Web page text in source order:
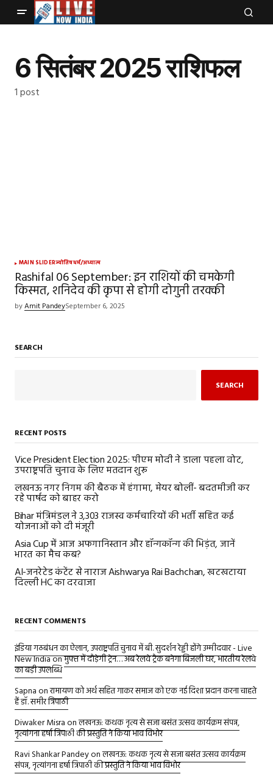
6 सितंबर 2025 राशिफल
1 post
MAIN SLIDERज्योतिषधर्म/अध्यात्म
Rashifal 06 September: इन राशियों की चमकेगी
किस्मत, शनिदेव की कृपा से होगी दोगुनी तरक्की
byAmit PandeySeptember 6, 2025
SEARCH
SEARCH
RECENT POSTS
Vice President Election 2025: पीएम मोदी ने डाला पहला वोट,
उपराष्ट्रपति चुनाव के लिए मतदान शुरू
लखनऊ नगर निगम की बैठक में हंगामा, मेयर बोलीं- बदतमीजी कर
रहे पार्षद को बाहर करो
Bihar मंत्रिमंडल ने 3,303 राजस्व कर्मचारियों की भर्ती सहित कई
योजनाओं को दी मंजूरी
Asia Cup में आज अफगानिस्तान और हॉन्गकॉन्ग की भिड़ंत, जानें
भारत का मैच कब?
AI-जनरेटेड कंटेंट से नाराज Aishwarya Rai Bachchan, खटखटाया
दिल्ली HC का दरवाजा
RECENT COMMENTS
इंडिया गठबंधन का ऐलान, उपराष्ट्रपति चुनाव में बी. सुदर्शन रेड्डी होंगे उम्मीदवार - Live
New Indiaonमुफ्त में दौड़ेगी ट्रेन… अब रेलवे ट्रैक बनेगा बिजली घर, भारतीय रेलवे
का बड़ी उपलब्धि
Sapnaonरामायण को अर्थ सहित गाकर समाज को एक नई दिशा प्रदान करना चाहते
हैं डॉ. समीर त्रिपाठी
Diwaker Misraonलखनऊ: कथक नृत्य से सजा बसंत उत्सव कार्यक्रम संपन्न,
नृत्यांगना हर्षा त्रिपाठी की प्रस्तुति ने किया भाव विभोर
Ravi Shankar Pandeyonलखनऊ: कथक नृत्य से सजा बसंत उत्सव कार्यक्रम
संपन्न, नृत्यांगना हर्षा त्रिपाठी की प्रस्तुति ने किया भाव विभोर